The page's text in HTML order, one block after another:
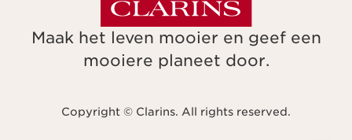
Maak het leven mooier en geef een
mooiere planeet door.
Copyright © Clarins. All rights reserved.